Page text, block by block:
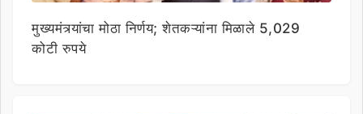
मुख्यमंत्र्यांचा मोठा निर्णय; शेतकऱ्यांना मिळाले 5,029
कोटी रुपये